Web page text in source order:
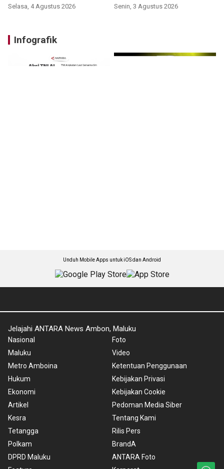
Selasa, 4 Agustus 2026 Senin, 3 Agustus 2026
Infografik
Unduh Mobile Apps untuk iOS dan Android
Jelajahi ANTARA News Ambon, Maluku
Nasional
Maluku
Metro Amboina
Hukum
Ekonomi
Artikel
Kesra
Tetangga
Polkam
DPRD Maluku
Foto
Video
Ketentuan Penggunaan
Kebijakan Privasi
Kebijakan Cookie
Pedoman Media Siber
Tentang Kami
Rilis Pers
BrandA
ANTARA Foto